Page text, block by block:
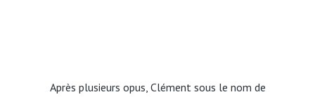
Après plusieurs opus, Clément sous le nom de